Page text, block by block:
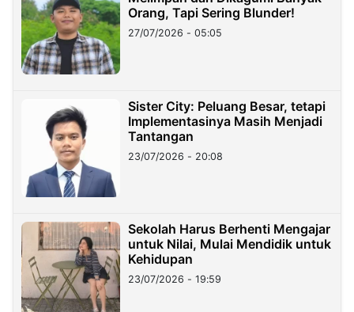
Orang, Tapi Sering Blunder!
27/07/2026 - 05:05
Sister City: Peluang Besar, tetapi
Implementasinya Masih Menjadi
Tantangan
23/07/2026 - 20:08
Sekolah Harus Berhenti Mengajar
untuk Nilai, Mulai Mendidik untuk
Kehidupan
23/07/2026 - 19:59